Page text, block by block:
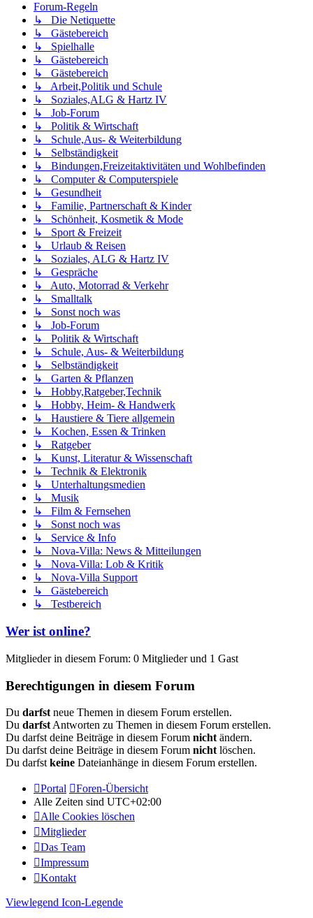
Forum-Regeln
↳ Die Netiquette
↳ Gästebereich
↳ Spielhalle
↳ Gästebereich
↳ Gästebereich
↳ Arbeit,Politik und Schule
↳ Soziales,ALG & Hartz IV
↳ Job-Forum
↳ Politik & Wirtschaft
↳ Schule,Aus- & Weiterbildung
↳ Selbständigkeit
↳ Bindungen,Freizeitaktivitäten und Wohlbefinden
↳ Computer & Computerspiele
↳ Gesundheit
↳ Familie, Partnerschaft & Kinder
↳ Schönheit, Kosmetik & Mode
↳ Sport & Freizeit
↳ Urlaub & Reisen
↳ Soziales, ALG & Hartz IV
↳ Gespräche
↳ Auto, Motorrad & Verkehr
↳ Smalltalk
↳ Sonst noch was
↳ Job-Forum
↳ Politik & Wirtschaft
↳ Schule, Aus- & Weiterbildung
↳ Selbständigkeit
↳ Garten & Pflanzen
↳ Hobby,Ratgeber,Technik
↳ Hobby, Heim- & Handwerk
↳ Haustiere & Tiere allgemein
↳ Kochen, Essen & Trinken
↳ Ratgeber
↳ Kunst, Literatur & Wissenschaft
↳ Technik & Elektronik
↳ Unterhaltungsmedien
↳ Musik
↳ Film & Fernsehen
↳ Sonst noch was
↳ Service & Info
↳ Nova-Villa: News & Mitteilungen
↳ Nova-Villa: Lob & Kritik
↳ Nova-Villa Support
↳ Gästebereich
↳ Testbereich
Wer ist online?
Mitglieder in diesem Forum: 0 Mitglieder und 1 Gast
Berechtigungen in diesem Forum
Du darfst neue Themen in diesem Forum erstellen.
Du darfst Antworten zu Themen in diesem Forum erstellen.
Du darfst deine Beiträge in diesem Forum nicht ändern.
Du darfst deine Beiträge in diesem Forum nicht löschen.
Du darfst keine Dateianhänge in diesem Forum erstellen.
Portal
Foren-Übersicht
Alle Zeiten sind UTC+02:00
Alle Cookies löschen
Mitglieder
Das Team
Impressum
Kontakt
Viewlegend Icon-Legende